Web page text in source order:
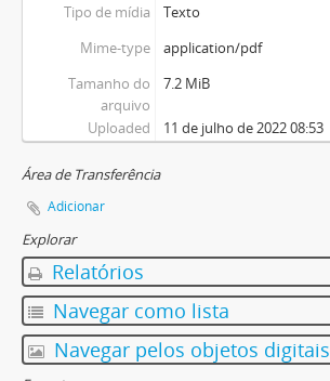
Tipo de mídia
Texto
Mime-type
application/pdf
Tamanho do
arquivo
7.2 MiB
Uploaded 11 de julho de 2022 08:53
Área de Transferência
Adicionar
Explorar
Relatórios
Navegar como lista
Navegar pelos objetos digitais